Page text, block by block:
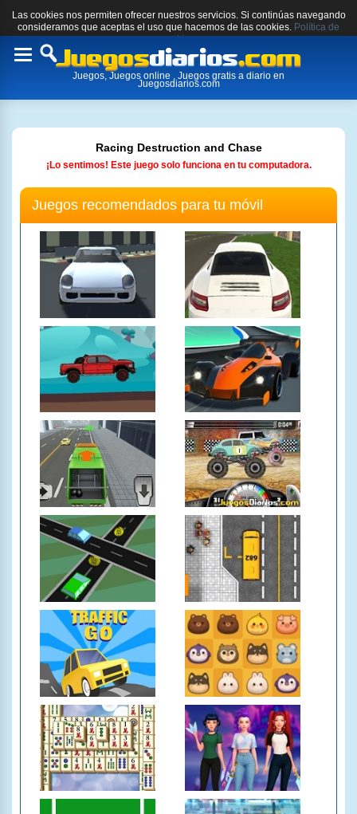
Las cookies nos permiten ofrecer nuestros servicios. Si continúas navegando
consideramos que aceptas el uso que hacemos de las cookies. Política de
cookies.
Toggle
Juegos, Juegos online , Juegos gratis a diario en
Juegosdiarios.com
Racing Destruction and Chase
¡Lo sentimos! Este juego solo funciona en tu computadora.
Juegos recomendados para tu móvil